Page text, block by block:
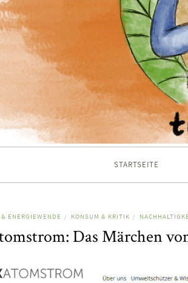
STARTSEITE
ENERGIEWENDE / KONSUM & KRITIK /
Das Märchen